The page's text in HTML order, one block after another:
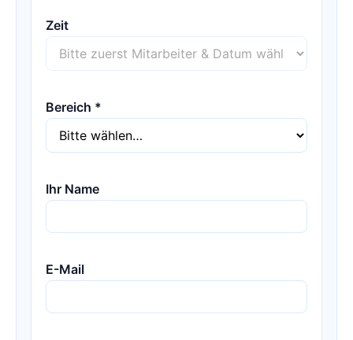
Zeit
Bereich *
Ihr Name
E-Mail